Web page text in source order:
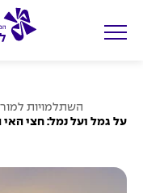
ו
י
השתלמויות
על גמל ועל נמל: חצי האי